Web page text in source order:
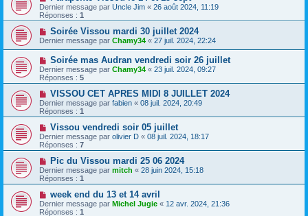
Dernier message par Uncle Jim « 26 août 2024, 11:19
Réponses : 1
Soirée Vissou mardi 30 juillet 2024
Dernier message par Chamy34 « 27 juil. 2024, 22:24
Soirée mas Audran vendredi soir 26 juillet
Dernier message par Chamy34 « 23 juil. 2024, 09:27
Réponses : 5
VISSOU CET APRES MIDI 8 JUILLET 2024
Dernier message par fabien « 08 juil. 2024, 20:49
Réponses : 1
Vissou vendredi soir 05 juillet
Dernier message par olivier D « 08 juil. 2024, 18:17
Réponses : 7
Pic du Vissou mardi 25 06 2024
Dernier message par mitch « 28 juin 2024, 15:18
Réponses : 1
week end du 13 et 14 avril
Dernier message par Michel Jugie « 12 avr. 2024, 21:36
Réponses : 1